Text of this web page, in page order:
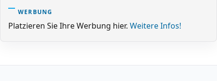
WERBUNG
Platzieren Sie Ihre Werbung hier. Weitere Infos!